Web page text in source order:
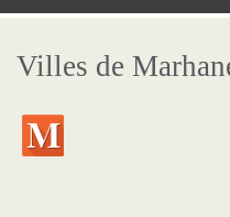
Villes de